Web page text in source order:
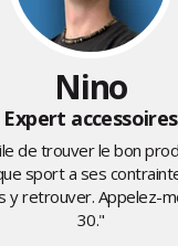
Nino
Expert accessoires
de trouver le bon
sport a ses
y retrouver. Appelez-
30."